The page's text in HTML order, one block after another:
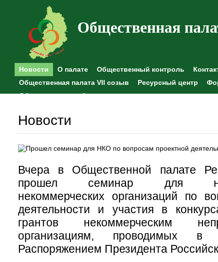
Общественная
Новости О палате Общественный контроль
Общественная палата VII созыв
Ресурсный центр
Общественные наблюдения
Новости
Вчера в Общественной палате
прошел семинар для
некоммерческих организаций по
деятельности и участия в
грантов некоммерческим
организациям, проводимых в
Распоряжением Президента